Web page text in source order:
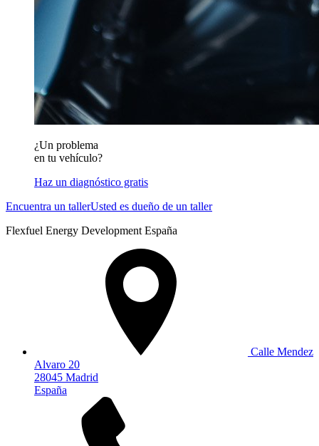
¿Un problema
en tu vehículo?
Haz un diagnóstico gratis
Encuentra un tallerUsted es dueño de un taller
Flexfuel Energy Development España
Calle Mendez
Alvaro 20
28045 Madrid
España